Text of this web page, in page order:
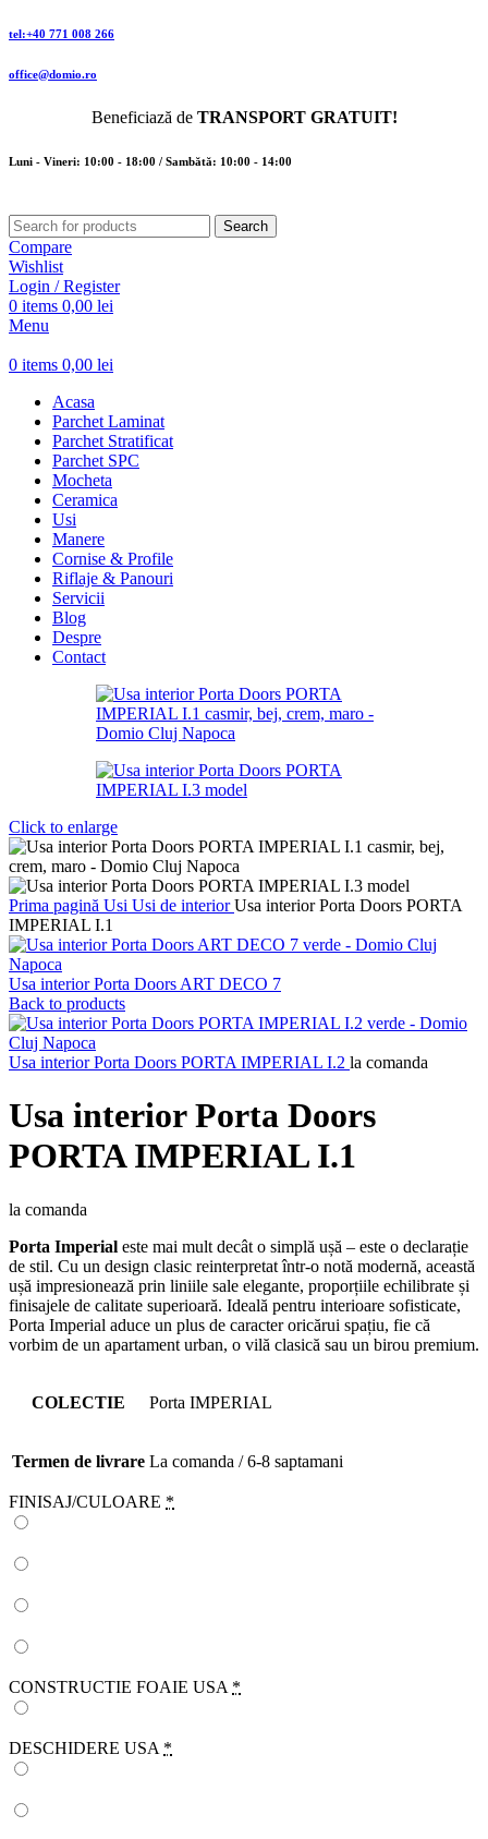
tel:+40 771 008 266
office@domio.ro
Beneficiază de TRANSPORT GRATUIT!
Luni - Vineri: 10:00 - 18:00 / Sambătă: 10:00 - 14:00
Search
Compare
Wishlist
Login / Register
0 items 0,00 lei
Menu
0 items 0,00 lei
Acasa
Parchet Laminat
Parchet Stratificat
Parchet SPC
Mocheta
Ceramica
Usi
Manere
Cornise & Profile
Riflaje & Panouri
Servicii
Blog
Despre
Contact
Click to enlarge
Prima pagină Usi Usi de interiorUsa interior Porta Doors PORTA
IMPERIAL I.1
Usa interior Porta Doors ART DECO 7
Back to products
Usa interior Porta Doors PORTA IMPERIAL I.2 la comanda
Usa interior Porta Doors
PORTA IMPERIAL I.1
la comanda
Porta Imperial este mai mult decât o simplă ușă – este o declarație
de stil. Cu un design clasic reinterpretat într-o notă modernă, această
ușă impresionează prin liniile sale elegante, proporțiile echilibrate și
finisajele de calitate superioară. Ideală pentru interioare sofisticate,
Porta Imperial aduce un plus de caracter oricărui spațiu, fie că
vorbim de un apartament urban, o vilă clasică sau un birou premium.
COLECTIE Porta IMPERIAL
Termen de livrare La comanda / 6-8 saptamani
FINISAJ/CULOARE *
CONSTRUCTIE FOAIE USA *
DESCHIDERE USA *